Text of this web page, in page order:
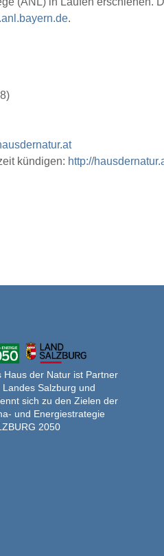
.
kündigen: http://
Haus der Natur ist Partner
Landes Salzburg und
sich zu den Zielen der
und Energiestrategie
2050